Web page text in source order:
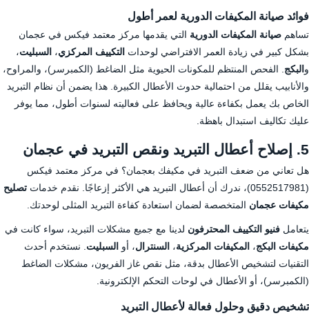
فوائد صيانة المكيفات الدورية لعمر أطول
تساهم صيانة المكيفات الدورية التي يقدمها مركز معتمد فيكس في عجمان
بشكل كبير في زيادة العمر الافتراضي لوحدات التكييف المركزي، السبليت،
و البكج . الفحص المنتظم للمكونات الحيوية مثل الضاغط (الكمبرسر)، والمراوح،
والأنابيب يقلل من احتمالية حدوث الأعطال الكبيرة. هذا يضمن أن نظام التبريد
الخاص بك يعمل بكفاءة عالية ويحافظ على فعاليته لسنوات أطول، مما يوفر
عليك تكاليف استبدال باهظة.
5. إصلاح أعطال التبريد ونقص التبريد في عجمان
هل تعاني من ضعف التبريد في مكيفك بعجمان؟ في مركز معتمد فيكس
(0552517981)، ندرك أن أعطال التبريد هي الأكثر إزعاجًا. نقدم خدمات
تصليح
مكيفات عجمان المتخصصة لضمان استعادة كفاءة التبريد المثلى لوحدتك.
يتعامل فنيو التكييف المحترفون لدينا مع جميع مشكلات التبريد، سواء كانت في
مكيفات البكج، المكيفات المركزية، السنترال، أو السبليت . نستخدم أحدث
التقنيات لتشخيص الأعطال بدقة، مثل نقص غاز الفريون، مشكلات الضاغط
(الكمبرسر)، أو الأعطال في لوحات التحكم الإلكترونية.
تشخيص دقيق وحلول فعالة لأعطال التبريد